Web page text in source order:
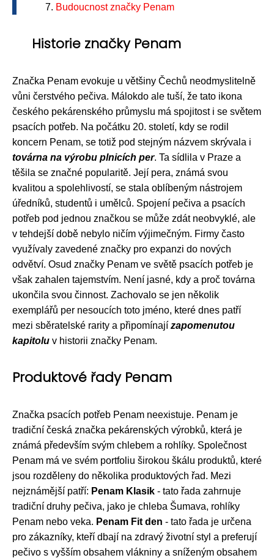
Budoucnost značky Penam
Historie značky Penam
Značka Penam evokuje u většiny Čechů neodmyslitelně
vůni čerstvého pečiva. Málokdo ale tuší, že tato ikona
českého pekárenského průmyslu má spojitost i se světem
psacích potřeb. Na počátku 20. století, kdy se rodil
koncern Penam, se totiž pod stejným názvem skrývala i
továrna na výrobu plnicích per. Ta sídlila v Praze a
těšila se značné popularitě. Její pera, známá svou
kvalitou a spolehlivostí, se stala oblíbeným nástrojem
úředníků, studentů i umělců. Spojení pečiva a psacích
potřeb pod jednou značkou se může zdát neobvyklé, ale
v tehdejší době nebylo ničím výjimečným. Firmy často
využívaly zavedené značky pro expanzi do nových
odvětví. Osud značky Penam ve světě psacích potřeb je
však zahalen tajemstvím. Není jasné, kdy a proč továrna
ukončila svou činnost. Zachovalo se jen několik
exemplářů per nesoucích toto jméno, které dnes patří
mezi sběratelské rarity a připomínají zapomenutou
kapitolu v historii značky Penam.
Produktové řady Penam
Značka psacích potřeb Penam neexistuje. Penam je
tradiční česká značka pekárenských výrobků, která je
známá především svým chlebem a rohlíky. Společnost
Penam má ve svém portfoliu širokou škálu produktů, které
jsou rozděleny do několika produktových řad. Mezi
nejznámější patří: Penam Klasik - tato řada zahrnuje
tradiční druhy pečiva, jako je chleba Šumava, rohlíky
Penam nebo veka. Penam Fit den - tato řada je určena
pro zákazníky, kteří dbají na zdravý životní styl a preferují
pečivo s vyšším obsahem vlákniny a sníženým obsahem